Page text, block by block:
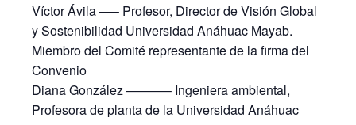
Víctor Ávila —– Profesor, Director de Visión Global
y Sostenibilidad Universidad Anáhuac Mayab.
Miembro del Comité representante de la firma del
Convenio
Diana González ———– Ingeniera ambiental,
Profesora de planta de la Universidad Anáhuac